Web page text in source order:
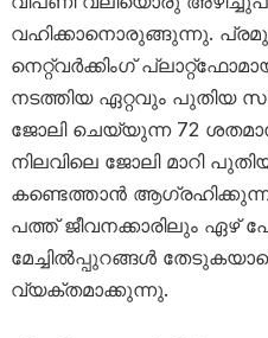
വഹിക്കാനൊരുങ്ങുന്നു.
നെറ്റ്‍വർക്കിംഗ്
നടത്തിയ ഏറ്റവും പുതിയ
ജോലി ചെയ്യുന്ന 72
നിലവിലെ ജോലി മാറി
കണ്ടെത്താൻ
പത്ത് ജീവനക്കാരിലും ഏഴ്
മേച്ചിൽപ്പുറങ്ങൾ
വ്യക്തമാക്കുന്നു.